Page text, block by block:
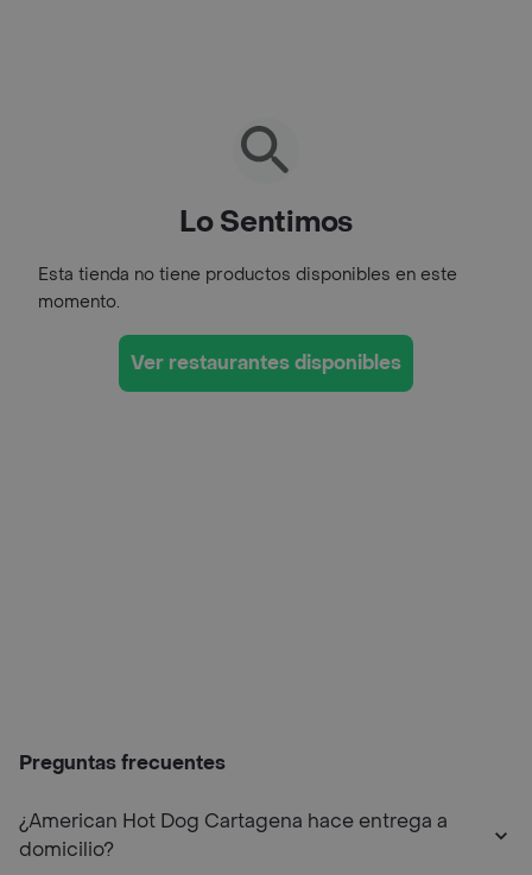
Lo Sentimos
Esta tienda no tiene productos disponibles en este
momento.
Ver restaurantes disponibles
Preguntas frecuentes
¿American Hot Dog Cartagena hace entrega a
domicilio?